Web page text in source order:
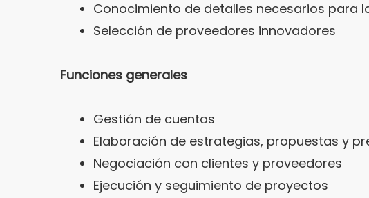
Conocimiento de detalles necesarios para
Selección de proveedores innovadores
Funciones generales
Gestión de cuentas
Elaboración de estrategias, propuestas y
Negociación con clientes y proveedores
Ejecución y seguimiento de proyectos